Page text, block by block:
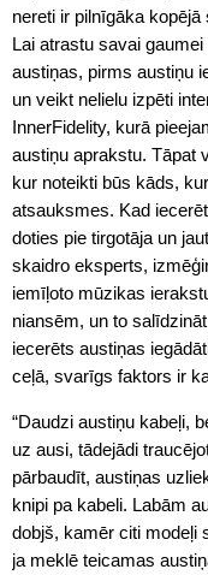
nereti ir pilnīgāka
Lai atrastu savai
austiņas, pirms austiņu
un veikt nelielu izpēti
InnerFidelity, kurā
austiņu aprakstu. Tāpat
kur noteikti būs kāds,
atsauksmes. Kad
doties pie tirgotāja un
skaidro eksperts,
iemīļoto mūzikas
niansēm, un to
iecerēts austiņas
ceļā, svarīgs faktors ir
“Daudzi austiņu kabeļi,
uz ausi, tādejādi
pārbaudīt, austiņas
knipi pa kabeli. Labām
dobjš, kamēr citi modeļi
ja meklē teicamas